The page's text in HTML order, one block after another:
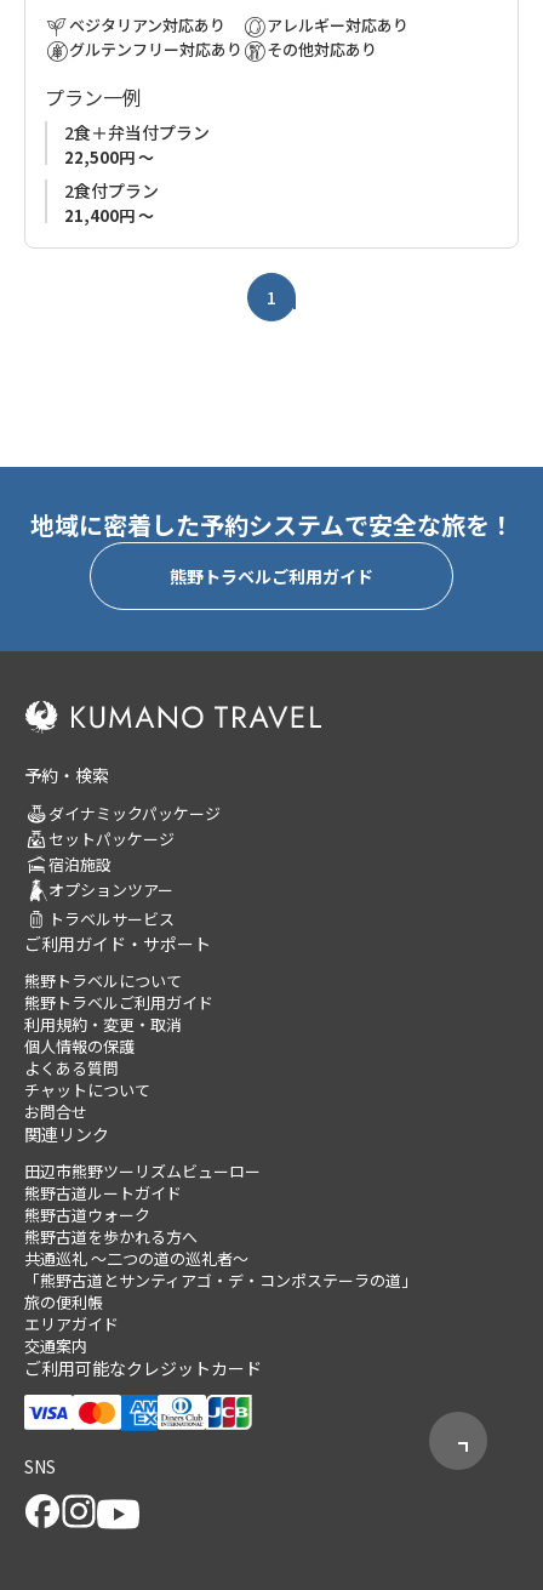
と川遊び、冬（12月～2月）になると、名物の巨大天然露天風呂
「仙人風呂」をお楽しみ頂けます。
古道歩きの途中で1泊はもちろん、大塔川のせせらぎを聞きなが
ら、のんびりステイもおすすめ。
ウッドデッキが新設され、川湯を眺めながらバーベキューもお
楽しみいただけます。
1日1組限定なので、ご家族、お友達同士で気兼ねなくお過ごし
ください。
2泊以上の連泊でご宿泊のお客様につきましては、お宿スタッフ
が清掃に入らせていただきます。
ベジタリアン対応あり
グルテンフリー対応あり
アレルギー対応あり
その他対応あり
プラン一例
2食＋弁当付プラン
22,500円 ～
2食付プラン
21,400円 ～
1
地域に密着した予約システムで安全な旅を！
熊野トラベルご利用ガイド
予約・検索
ダイナミックパッケージ
セットパッケージ
宿泊施設
オプションツアー
トラベルサービス
ご利用ガイド・サポート
熊野トラベルについて
熊野トラベルご利用ガイド
利用規約・変更・取消
個人情報の保護
よくある質問
チャットについて
お問合せ
関連リンク
田辺市熊野ツーリズムビューロー
熊野古道ルートガイド
熊野古道ウォーク
熊野古道を歩かれる方へ
共通巡礼 ～二つの道の巡礼者～
「熊野古道とサンティアゴ・デ・コンポステーラの道」
旅の便利帳
エリアガイド
交通案内
ご利用可能なクレジットカード
SNS